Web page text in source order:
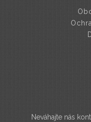
Neváhajte nás